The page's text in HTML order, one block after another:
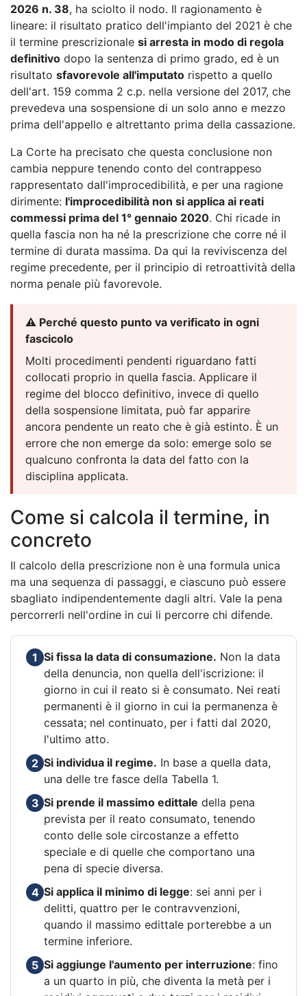
2026 n. 38, ha sciolto il nodo. Il ragionamento è
lineare: il risultato pratico dell'impianto del 2021 è che
il termine prescrizionale si arresta in modo di regola
definitivo dopo la sentenza di primo grado, ed è un
risultato sfavorevole all'imputato rispetto a quello
dell'art. 159 comma 2 c.p. nella versione del 2017, che
prevedeva una sospensione di un solo anno e mezzo
prima dell'appello e altrettanto prima della cassazione.
La Corte ha precisato che questa conclusione non
cambia neppure tenendo conto del contrappeso
rappresentato dall'improcedibilità, e per una ragione
dirimente: l'improcedibilità non si applica ai reati
commessi prima del 1° gennaio 2020. Chi ricade in
quella fascia non ha né la prescrizione che corre né il
termine di durata massima. Da qui la reviviscenza del
regime precedente, per il principio di retroattività della
norma penale più favorevole.
⚠️ Perché questo punto va verificato in ogni
fascicolo
Molti procedimenti pendenti riguardano fatti
collocati proprio in quella fascia. Applicare il
regime del blocco definitivo, invece di quello
della sospensione limitata, può far apparire
ancora pendente un reato che è già estinto. È un
errore che non emerge da solo: emerge solo se
qualcuno confronta la data del fatto con la
disciplina applicata.
Come si calcola il termine, in
concreto
Il calcolo della prescrizione non è una formula unica
ma una sequenza di passaggi, e ciascuno può essere
sbagliato indipendentemente dagli altri. Vale la pena
percorrerli nell'ordine in cui li percorre chi difende.
1 Si fissa la data di consumazione. Non la data
della denuncia, non quella dell'iscrizione: il
giorno in cui il reato si è consumato. Nei reati
permanenti è il giorno in cui la permanenza è
cessata; nel continuato, per i fatti dal 2020,
l'ultimo atto.
2 Si individua il regime. In base a quella data,
una delle tre fasce della Tabella 1.
3 Si prende il massimo edittale della pena
prevista per il reato consumato, tenendo
conto delle sole circostanze a effetto
speciale e di quelle che comportano una
pena di specie diversa.
4 Si applica il minimo di legge: sei anni per i
delitti, quattro per le contravvenzioni,
quando il massimo edittale porterebbe a un
termine inferiore.
5 Si aggiunge l'aumento per interruzione: fino
a un quarto in più, che diventa la metà per i